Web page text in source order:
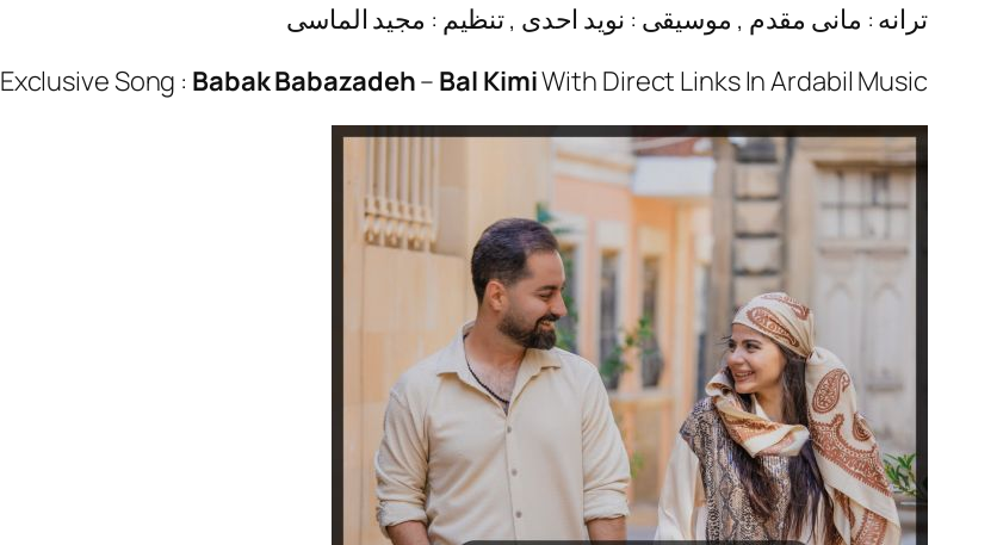
ترانه : مانی مقدم , موسیقی : نوید احدی , تنظیم : مجید الماسی
Exclusive Song : Babak Babazadeh– Bal KimiWith Direct Links In Ardabil Music